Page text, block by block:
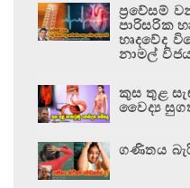
ප්‍රවේසම්
පාරිසරික
හෘදවේද
නාමල්
කුස තුළ
වෛද්‍ය
ගණිතය